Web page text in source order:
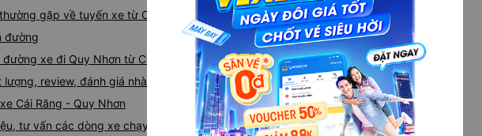
gặp về tuyến xe từ Cái Răng đi Quy Nhơn
đường
xe đi Quy Nhơn từ Cái Răng
lượng, review, đánh giá nhà xe Cái Răng Quy Nhơn
Cái Răng - Quy Nhơn
tư vấn các dòng xe chạy tuyến đường Cái Răng đi Quy Nhơn